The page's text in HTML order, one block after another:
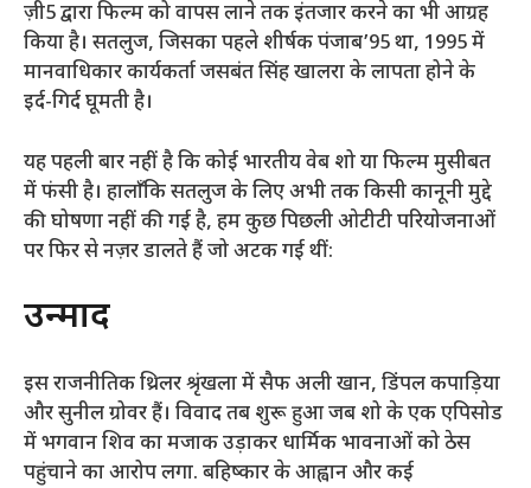
ज़ी5 द्वारा फिल्म को वापस लाने तक इंतजार करने का भी आग्रह
किया है। सतलुज, जिसका पहले शीर्षक पंजाब’95 था, 1995 में
मानवाधिकार कार्यकर्ता जसबंत सिंह खालरा के लापता होने के
इर्द-गिर्द घूमती है।
यह पहली बार नहीं है कि कोई भारतीय वेब शो या फिल्म मुसीबत
में फंसी है। हालाँकि सतलुज के लिए अभी तक किसी कानूनी मुद्दे
की घोषणा नहीं की गई है, हम कुछ पिछली ओटीटी परियोजनाओं
पर फिर से नज़र डालते हैं जो अटक गई थीं:
उन्माद
इस राजनीतिक थ्रिलर श्रृंखला में सैफ अली खान, डिंपल कपाड़िया
और सुनील ग्रोवर हैं। विवाद तब शुरू हुआ जब शो के एक एपिसोड
में भगवान शिव का मजाक उड़ाकर धार्मिक भावनाओं को ठेस
पहुंचाने का आरोप लगा. बहिष्कार के आह्वान और कई